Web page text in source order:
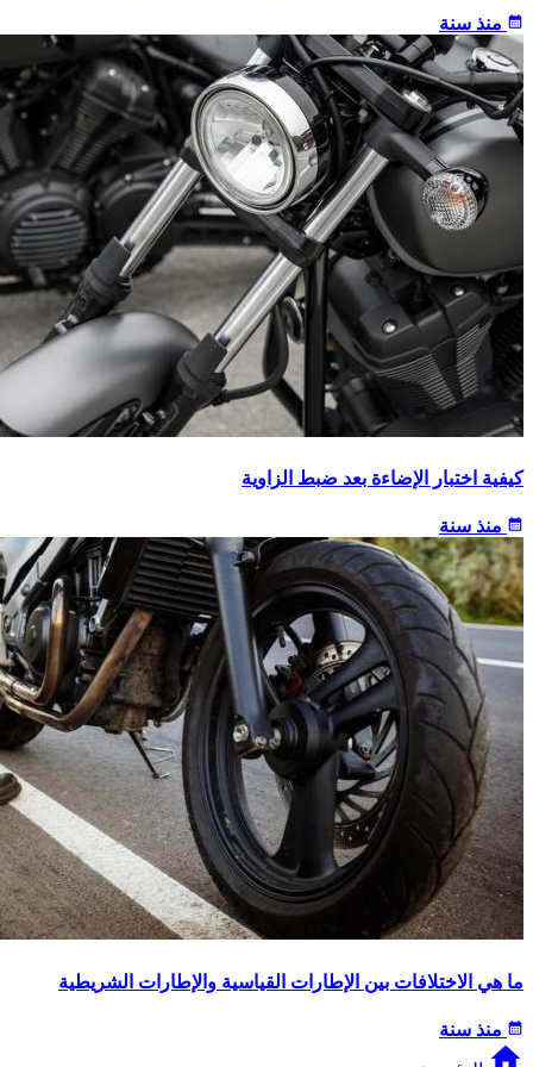
calendar_month منذ سنة
كيفية اختبار الإضاءة بعد ضبط الزاوية
calendar_month منذ سنة
ما هي الاختلافات بين الإطارات القياسية والإطارات الشريطية
calendar_month منذ سنة
home